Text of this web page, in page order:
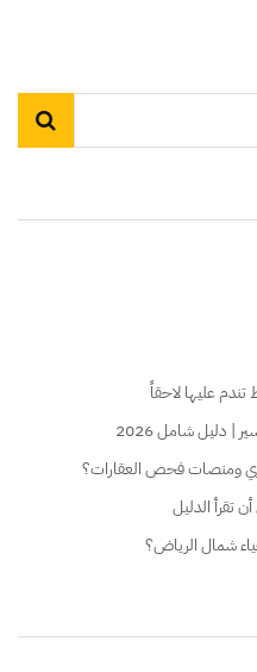
دليل شامل 2026
ومنصات فحص العقارات؟
تقرأ الدليل
شمال الرياض؟